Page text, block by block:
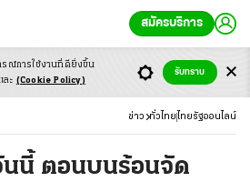
สมัครบริการ
ข่าว ทั่วไทย ไทยรัฐออนไลน์
นี้ ตอนบนร้อนจัด
รณ์การใช้งานที่ดียิ่งขึ้น
ละ (Cookie Policy)
รับทราบ